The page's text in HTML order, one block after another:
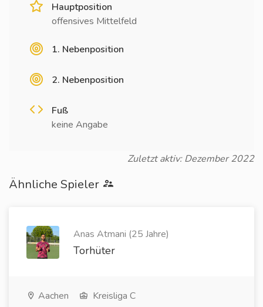
Hauptposition
offensives Mittelfeld
1. Nebenposition
2. Nebenposition
Fuß
keine Angabe
Zuletzt aktiv: Dezember 2022
Ähnliche Spieler
Anas Atmani (25 Jahre)
Torhüter
Aachen Kreisliga C